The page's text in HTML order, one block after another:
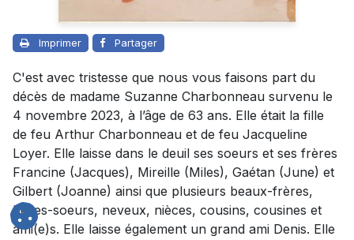
Imprimer Partager
C'est avec tristesse que nous vous faisons part du
décès de madame Suzanne Charbonneau survenu le
4 novembre 2023, à l’âge de 63 ans. Elle était la fille
de feu Arthur Charbonneau et de feu Jacqueline
Loyer. Elle laisse dans le deuil ses soeurs et ses frères
Francine (Jacques), Mireille (Miles), Gaétan (June) et
Gilbert (Joanne) ainsi que plusieurs beaux-frères,
belles-soeurs, neveux, nièces, cousins, cousines et
ami(e)s. Elle laisse également un grand ami Denis. Elle